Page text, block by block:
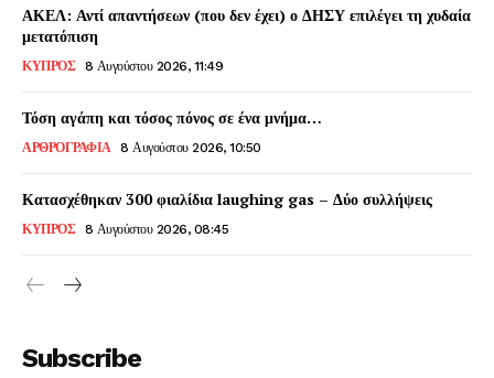
ΑΚΕΛ: Αντί απαντήσεων (που δεν έχει) ο ΔΗΣΥ επιλέγει τη χυδαία
μετατόπιση
ΚΥΠΡΟΣ 8 Αυγούστου 2026, 11:49
Τόση αγάπη και τόσος πόνος σε ένα μνήμα…
ΑΡΘΡΟΓΡΑΦΙΑ 8 Αυγούστου 2026, 10:50
Κατασχέθηκαν 300 φιαλίδια laughing gas – Δύο συλλήψεις
ΚΥΠΡΟΣ 8 Αυγούστου 2026, 08:45
Subscribe